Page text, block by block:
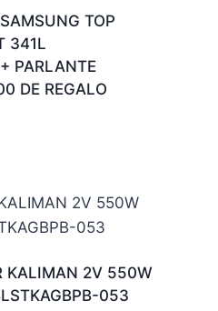
TOP
341L
PARLANTE
DE REGALO
KALIMAN 2V 550W
053